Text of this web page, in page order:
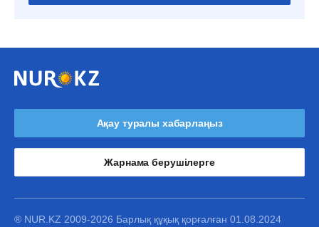
Ақау туралы хабарлаңыз
Жарнама берушілерге
® NUR.KZ 2009-2026 Барлық құқық қорғалған 01.08.2024